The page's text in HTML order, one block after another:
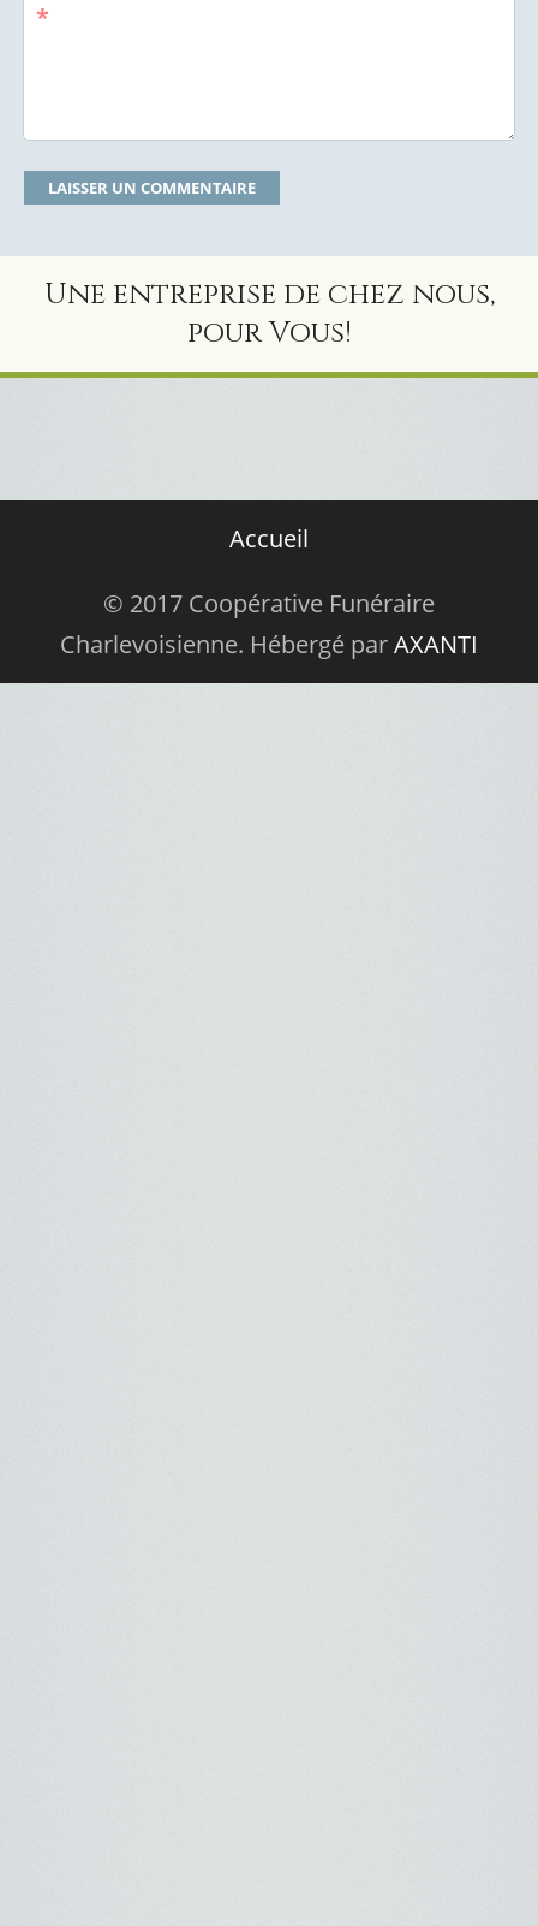
*
Une entreprise de chez nous,
pour Vous!
Accueil
© 2017 Coopérative Funéraire
Charlevoisienne. Hébergé parAXANTI